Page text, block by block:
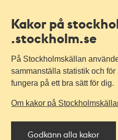
Kakor på
.stockholm.se
På Stockholmskällan
sammanställa statistik och
fungera på ett bra sätt för dig.
Om kakor på
Godkänn alla kakor